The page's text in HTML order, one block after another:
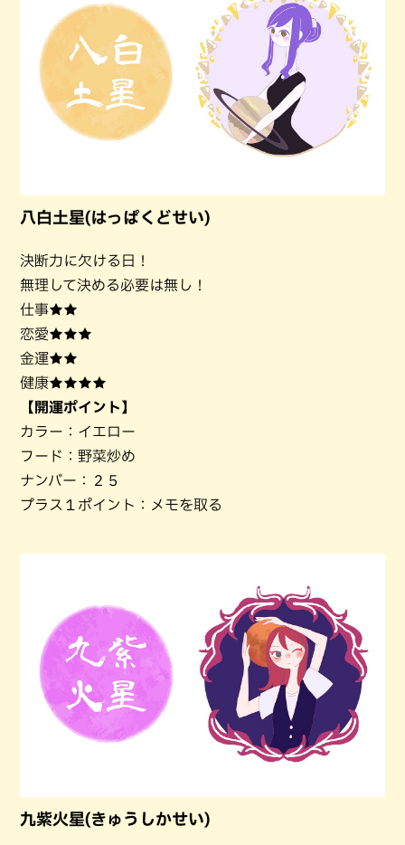
八白土星(はっぱくどせい)
決断力に欠ける日！
無理して決める必要は無し！
仕事★★
恋愛★★★
金運★★
健康★★★★
【開運ポイント】
カラー：イエロー
フード：野菜炒め
ナンバー：２５
プラス１ポイント：メモを取る
九紫火星(きゅうしかせい)